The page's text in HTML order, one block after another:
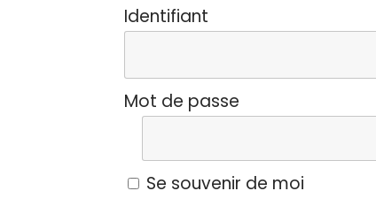
Identifiant
Mot de passe
Se souvenir de moi